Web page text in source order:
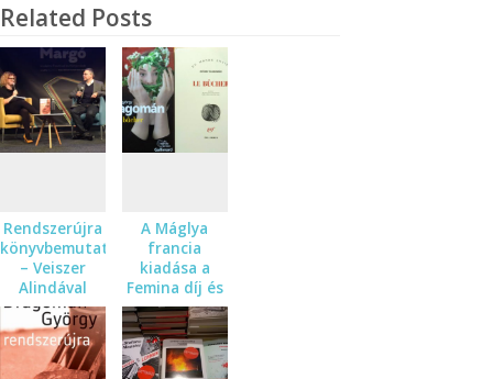
Related Posts
Rendszerújra
könyvbemutató
– Veiszer
Alindával
beszélgettünk
A Máglya
francia
kiadása a
Femina díj és
a Meilleur
livre étranger
dij
rövidlistáján!